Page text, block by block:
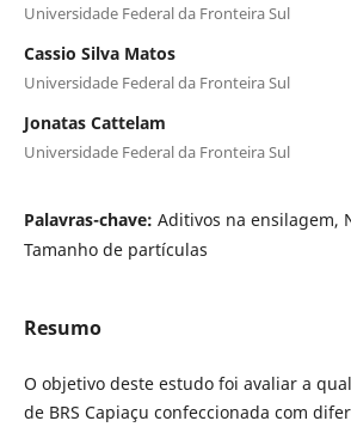
Universidade Federal da Fronteira Sul
Cassio Silva Matos
Universidade Federal da Fronteira Sul
Jonatas Cattelam
Universidade Federal da Fronteira Sul
Palavras-chave: Aditivos na ensilagem,
Tamanho de partículas
Resumo
O objetivo deste estudo foi avaliar a
de BRS Capiaçu confeccionada com